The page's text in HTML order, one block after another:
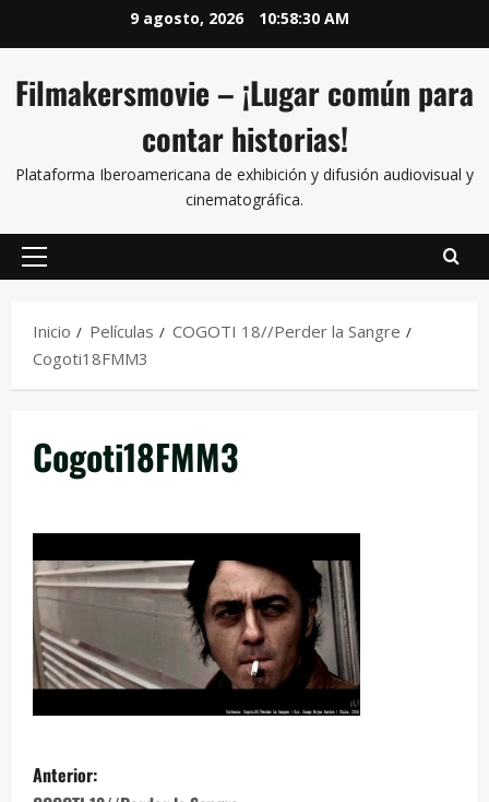
9 agosto, 2026 10:58:31 AM
Filmakersmovie – ¡Lugar común para
contar historias!
Plataforma Iberoamericana de exhibición y difusión audiovisual y
cinematográfica.
Inicio Películas
COGOTI 18//Perder la Sangre
Cogoti18FMM3
Cogoti18FMM3
Anterior: